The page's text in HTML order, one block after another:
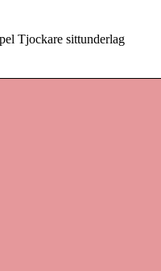
Tjockare sittunderlag